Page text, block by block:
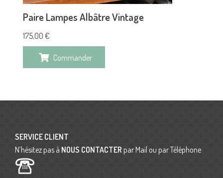
Paire Lampes Albâtre Vintage
175,00 €
Commander
SERVICE CLIENT
N’hésitez pas à NOUS CONTACTER par Mail ou par Téléphone